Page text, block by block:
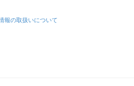
報の取扱いについて